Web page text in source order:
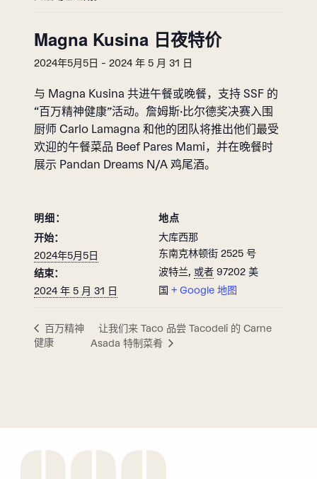
Magna Kusina 日夜特价
2024年5月5日 - 2024 年 5 月 31 日
与 Magna Kusina 共进午餐或晚餐，支持 SSF 的
“百万精神健康”活动。詹姆斯·比尔德奖决赛入围
厨师 Carlo Lamagna 和他的团队将推出他们最受
欢迎的午餐菜品 Beef Pares Mami，并在晚餐时
展示 Pandan Dreams N/A 鸡尾酒。
明细：
开始：
2024年5月5日
结束：
2024 年 5 月 31 日
地点
大库西那
东南克林顿街 2525 号
波特兰, 或者 97202 美
国 + Google 地图
百万精神
健康
让我们来 Taco 品尝 Tacodeli 的 Carne
Asada 特制菜肴